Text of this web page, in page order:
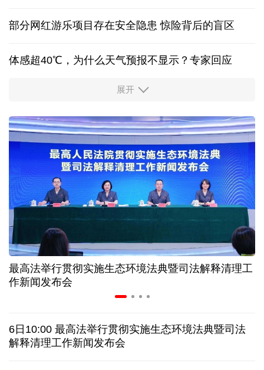
部分网红游乐项目存在安全隐患 惊险背后的盲区
体感超40℃，为什么天气预报不显示？专家回应
服务实体经济 财政金融打出“组合拳”
31省份上半年外贸成绩单出炉 见证产业提质跃迁
比一张A4纸还要薄！我国高端钢材迎来密集突破
让药品更好触达患者 多款新药选择网络平台首发
7月份中国仓储指数保持扩张 行业运行韧性较强
金价大反弹！黄金以旧换新业务火热，记者探访
特朗普再签行政令 禁止“生育旅游”收紧“出生公民权”
展开
最高法举行贯彻实施生态环境法典暨司法解释清理工
作新闻发布会
6日10:00 最高法举行贯彻实施生态环境法典暨司法
解释清理工作新闻发布会